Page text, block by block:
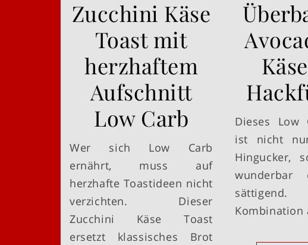
Zucchini Käse
Toast mit
herzhaftem
Aufschnitt
Low Carb
Wer sich Low Carb
ernährt, muss auf
herzhafte Toastideen nicht
verzichten. Dieser
Zucchini Käse Toast
ersetzt klassisches Brot
Dieses Low
ist nicht
Hingucker,
wunderbar
Kombination